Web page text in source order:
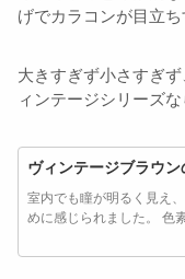
げでカラコンが目立ち
大きすぎず小さすぎ
ィンテージシリーズ
ヴィンテージブラウ
室内でも瞳が明るく見え
めに